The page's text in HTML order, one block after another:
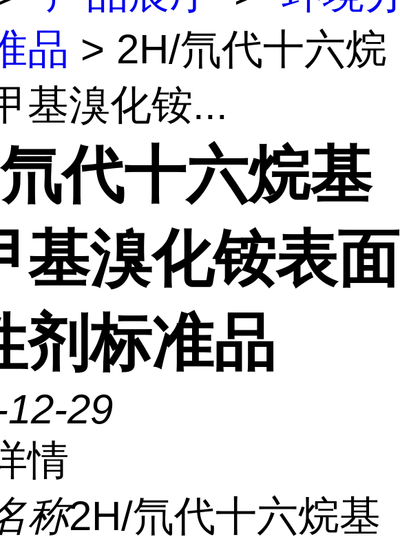
品 > 2H/氘代十六烷
基溴化铵...
代十六烷基
基溴化铵表面
剂标准品
29
情
称2H/氘代十六烷基